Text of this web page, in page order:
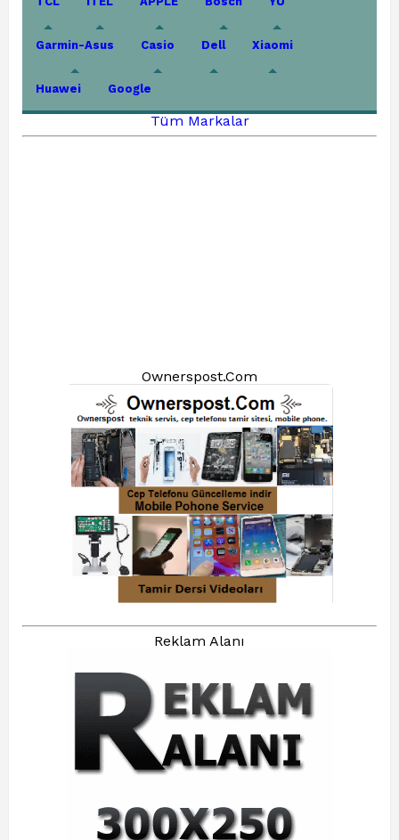
Garmin-Asus Casio Dell Xiaomi
Huawei Google
Tüm Markalar
Ownerspost.Com
Reklam Alanı